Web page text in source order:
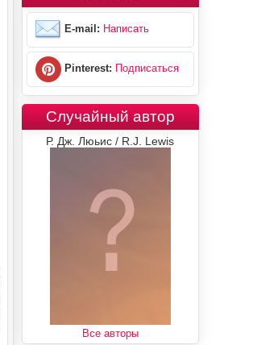
E-mail: Написать
Pinterest: Подписаться
Случайный автор
Р. Дж. Люьис / R.J. Lewis
Все авторы